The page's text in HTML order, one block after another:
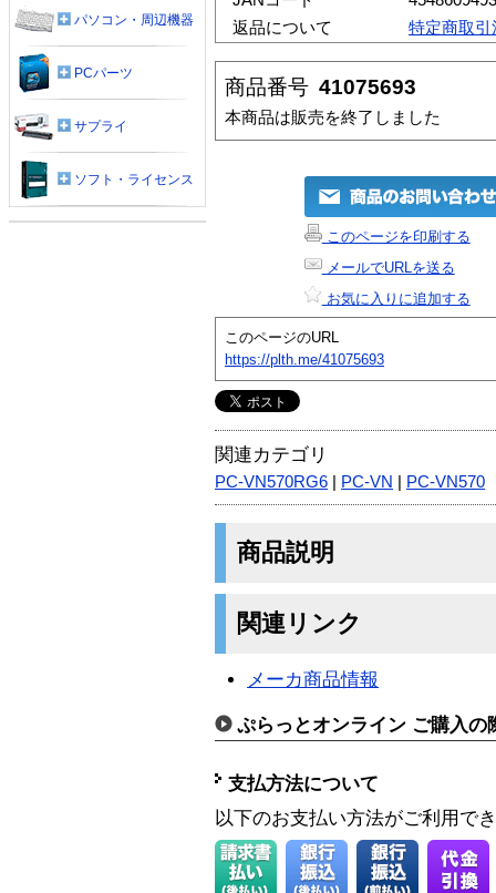
返品について
特定商取
商品番号 41075693
本商品は販売を終了しました
このページを印刷する
メールでURLを送る
お気に入りに追加する
このページのURL
https://plth.me/41075693
関連カテゴリ
PC-VN570RG6 PC-VN PC-VN570
商品説明
関連リンク
メーカ商品情報
ぷらっとオンライン ご購入の
支払方法について
以下のお支払い方法がご利用で
パソコン・周辺機器
PCパーツ
サプライ
ソフト・ライセンス